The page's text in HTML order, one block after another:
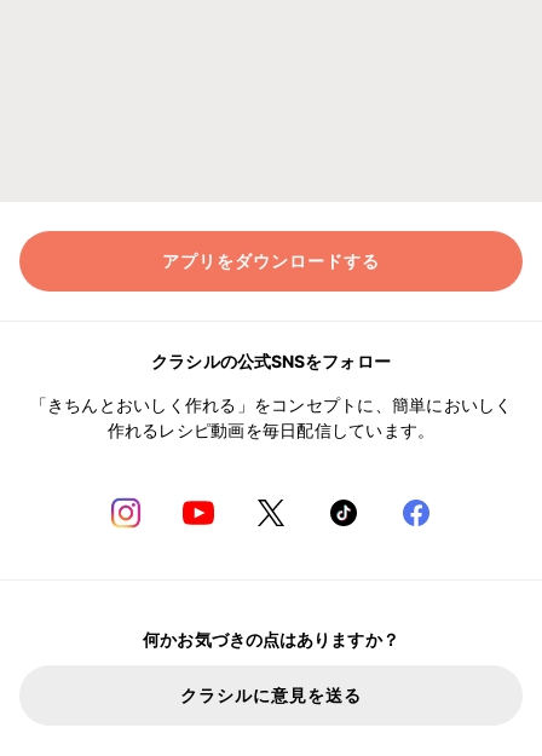
アプリをダウンロードする
クラシルの公式SNSをフォロー
「きちんとおいしく作れる」をコンセプトに、簡単においしく
作れるレシピ動画を毎日配信しています。
何かお気づきの点はありますか？
クラシルに意見を送る